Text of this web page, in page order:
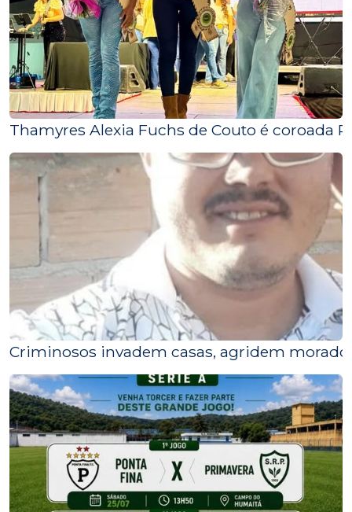
Thamyres Alexia Fuchs de Couto é coroada
Criminosos invadem casas, agridem